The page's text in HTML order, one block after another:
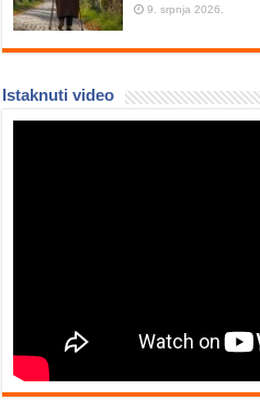
9. srpnja 2026.
Istaknuti video